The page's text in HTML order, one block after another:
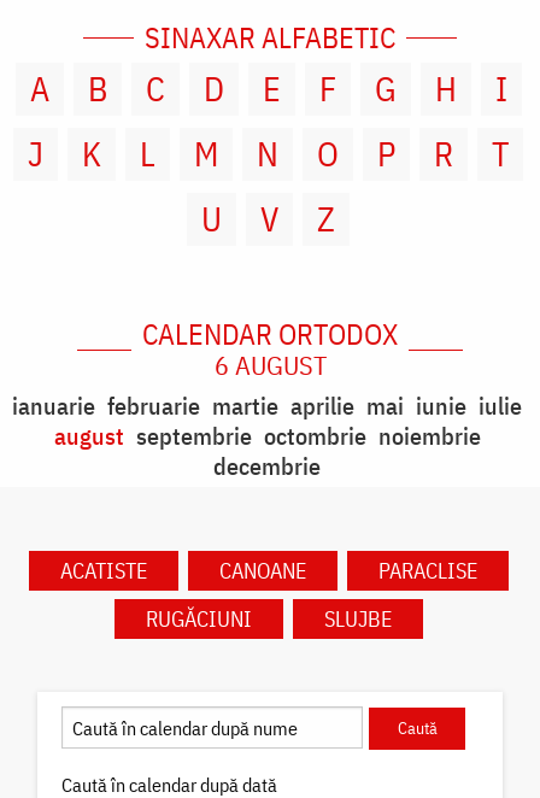
SINAXAR ALFABETIC
A B C D E F G H
I
J
K L M N O P R
T
U
V Z
CALENDAR ORTODOX
6 AUGUST
ianuarie februarie martie aprilie mai iunie iulie
august septembrie octombrie noiembrie
decembrie
ACATISTE CANOANE
PARACLISE
RUGĂCIUNI
SLUJBE
Caută în calendar după dată